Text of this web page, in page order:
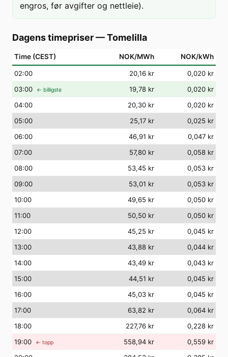
engros, før avgifter og nettleie).
Dagens timepriser—Tomelilla
Time (CEST) NOK/MWh NOK/kWh
02:00 20,16 kr
0,020 kr
03:00 ← billigste 19,78 kr
0,020 kr
04:00 20,30 kr
0,020 kr
05:00 25,17 kr
0,025 kr
06:00 46,91 kr
0,047 kr
07:00 57,80 kr
0,058 kr
08:00 53,45 kr
0,053 kr
09:00 53,01 kr
0,053 kr
10:00 49,65 kr
0,050 kr
11:00 50,50 kr
0,050 kr
12:00 45,25 kr
0,045 kr
13:00 43,88 kr
0,044 kr
14:00 43,49 kr
0,043 kr
15:00 44,51 kr
0,045 kr
16:00 45,03 kr
0,045 kr
17:00 63,82 kr
0,064 kr
18:00 227,76 kr
0,228 kr
19:00 ← topp 558,94 kr
0,559 kr